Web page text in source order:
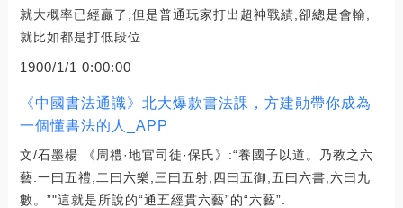
就大概率已經贏了,但是普通玩家打出超神戰績,卻總是會輸,
就比如都是打低段位.
1900/1/1 0:00:00
《中國書法通識》北大爆款書法課，方建勛帶你成為
一個懂書法的人_APP
文/石墨楊 《周禮·地官司徒·保氏》:“養國子以道。乃教之六
藝:一曰五禮,二曰六樂,三曰五射,四曰五御,五曰六書,六曰九
數。”"這就是所說的“通五經貫六藝”的“六藝”.